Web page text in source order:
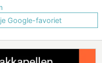
Google-favoriet